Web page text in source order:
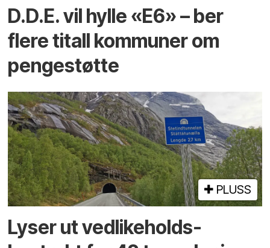
D.D.E. vil hylle «E6» – ber
flere titall kommuner om
pengestøtte
PLUSS
Lyser ut vedlikeholds­